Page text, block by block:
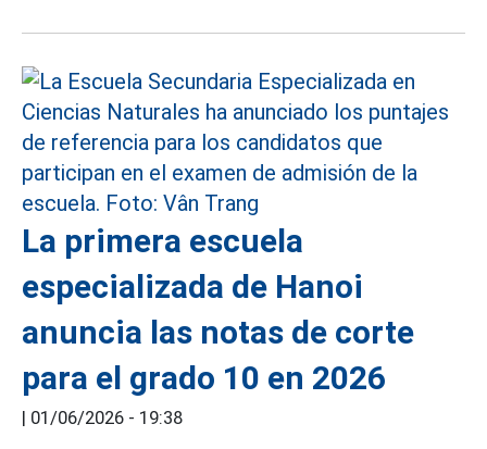
La primera escuela
especializada de Hanoi
anuncia las notas de corte
para el grado 10 en 2026
| 01/06/2026 - 19:38